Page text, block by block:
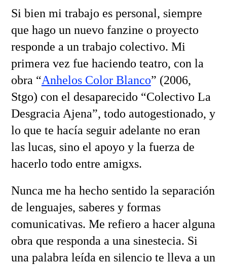
Si bien mi trabajo es personal, siempre
que hago un nuevo fanzine o proyecto
responde a un trabajo colectivo. Mi
primera vez fue haciendo teatro, con la
obra “Anhelos Color Blanco” (2006,
Stgo) con el desaparecido “Colectivo La
Desgracia Ajena”, todo autogestionado, y
lo que te hacía seguir adelante no eran
las lucas, sino el apoyo y la fuerza de
hacerlo todo entre amigxs.
Nunca me ha hecho sentido la separación
de lenguajes, saberes y formas
comunicativas. Me refiero a hacer alguna
obra que responda a una sinestecia. Si
una palabra leída en silencio te lleva a un